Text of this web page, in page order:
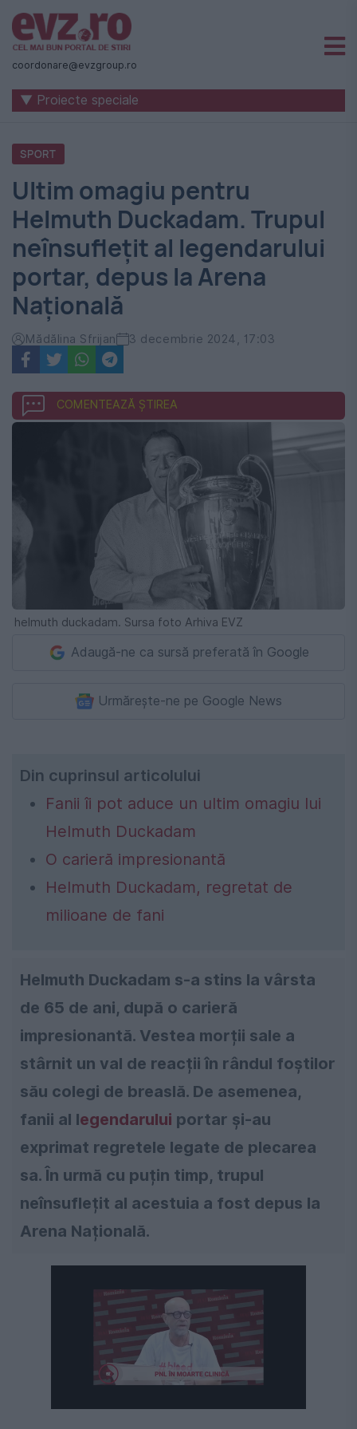
Știri
naționale
internaționale
România
-
Evenimentul
Zilei
coordonare@evzgroup.ro
▼ Proiecte speciale
SPORT
Ultim omagiu pentru
Helmuth Duckadam. Trupul
neînsuflețit al legendarului
portar, depus la Arena
Națională
Mădălina Sfrijan 3 decembrie 2024, 17:03
COMENTEAZĂ ȘTIREA
helmuth duckadam. Sursa foto Arhiva EVZ
Adaugă-ne ca sursă preferată în Google
Urmărește-ne pe Google News
Din cuprinsul articolului
Fanii îi pot aduce un ultim omagiu lui
Helmuth Duckadam
O carieră impresionantă
Helmuth Duckadam, regretat de
milioane de fani
Helmuth Duckadam s-a stins la vârsta
de 65 de ani, după o carieră
impresionantă. Vestea morții sale a
stârnit un val de reacții în rândul foștilor
său colegi de breaslă. De asemenea,
fanii al legendarului portar și-au
exprimat regretele legate de plecarea
sa. În urmă cu puțin timp, trupul
neînsuflețit al acestuia a fost depus la
Arena Națională.